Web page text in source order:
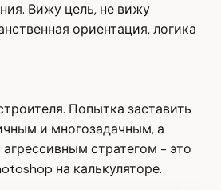
Вижу цель, не вижу
ориентация, логика
Попытка заставить
и многозадачным, а
стратегом - это
на калькуляторе.